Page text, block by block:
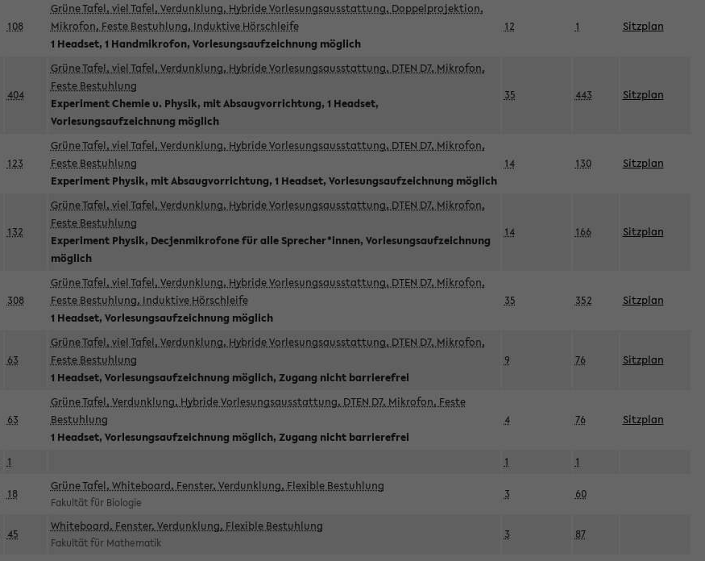
108
Grüne Tafel, viel Tafel, Verdunklung, Hybride Vorlesungsausstattung, Doppelprojektion,
Mikrofon, Feste Bestuhlung, Induktive Hörschleife
1 Headset, 1 Handmikrofon, Vorlesungsaufzeichnung möglich
12 1 Sitzplan
404
Grüne Tafel, viel Tafel, Verdunklung, Hybride Vorlesungsausstattung, DTEN D7, Mikrofon,
Feste Bestuhlung
Experiment Chemie u. Physik, mit Absaugvorrichtung, 1 Headset,
Vorlesungsaufzeichnung möglich
35 443 Sitzplan
123
Grüne Tafel, viel Tafel, Verdunklung, Hybride Vorlesungsausstattung, DTEN D7, Mikrofon,
Feste Bestuhlung
Experiment Physik, mit Absaugvorrichtung, 1 Headset, Vorlesungsaufzeichnung möglich
14 130 Sitzplan
132
Grüne Tafel, viel Tafel, Verdunklung, Hybride Vorlesungsausstattung, DTEN D7, Mikrofon,
Feste Bestuhlung
Experiment Physik, Decjenmikrofone für alle Sprecher*innen, Vorlesungsaufzeichnung
möglich
14 166 Sitzplan
308
Grüne Tafel, viel Tafel, Verdunklung, Hybride Vorlesungsausstattung, DTEN D7, Mikrofon,
Feste Bestuhlung, Induktive Hörschleife
1 Headset, Vorlesungsaufzeichnung möglich
35 352 Sitzplan
63
Grüne Tafel, viel Tafel, Verdunklung, Hybride Vorlesungsausstattung, DTEN D7, Mikrofon,
Feste Bestuhlung
1 Headset, Vorlesungsaufzeichnung möglich, Zugang nicht barrierefrei
9 76 Sitzplan
63
Grüne Tafel, Verdunklung, Hybride Vorlesungsausstattung, DTEN D7, Mikrofon, Feste
Bestuhlung
1 Headset, Vorlesungsaufzeichnung möglich, Zugang nicht barrierefrei
4 76 Sitzplan
1 1 1
18
Grüne Tafel, Whiteboard, Fenster, Verdunklung, Flexible Bestuhlung
Fakultät für Biologie
3 60
45
Whiteboard, Fenster, Verdunklung, Flexible Bestuhlung
Fakultät für Mathematik
3 87